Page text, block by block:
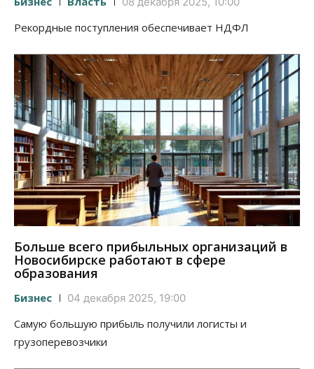
Рекордные поступления обеспечивает НДФЛ
Больше всего прибыльных организаций в
Новосибирске работают в сфере
образования
Бизнес 04 декабря 2025, 19:00
Самую большую прибыль получили логисты и
грузоперевозчики